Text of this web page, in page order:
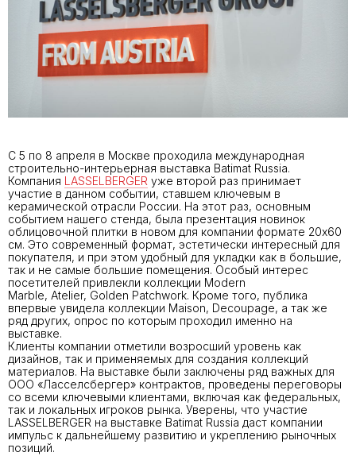
С 5 по 8 апреля в Москве проходила международная
строительно-интерьерная выставка Batimat Russia.
Компания LASSELBERGER уже второй раз принимает
участие в данном событии, ставшем ключевым в
керамической отрасли России. На этот раз, основным
событием нашего стенда, была презентация новинок
облицовочной плитки в новом для компании формате 20х60
см. Это современный формат, эстетически интересный для
покупателя, и при этом удобный для укладки как в большие,
так и не самые большие помещения. Особый интерес
посетителей привлекли коллекции Modern
Marble, Atelier, Golden Patchwork. Кроме того, публика
впервые увидела коллекции Maison, Decoupage, а так же
ряд других, опрос по которым проходил именно на
выставке.
Клиенты компании отметили возросший уровень как
дизайнов, так и применяемых для создания коллекций
материалов. На выставке были заключены ряд важных для
ООО «Ласселсбергер» контрактов, проведены переговоры
со всеми ключевыми клиентами, включая как федеральных,
так и локальных игроков рынка. Уверены, что участие
LASSELBERGER на выставке Batimat Russia даст компании
импульс к дальнейшему развитию и укреплению рыночных
позиций.